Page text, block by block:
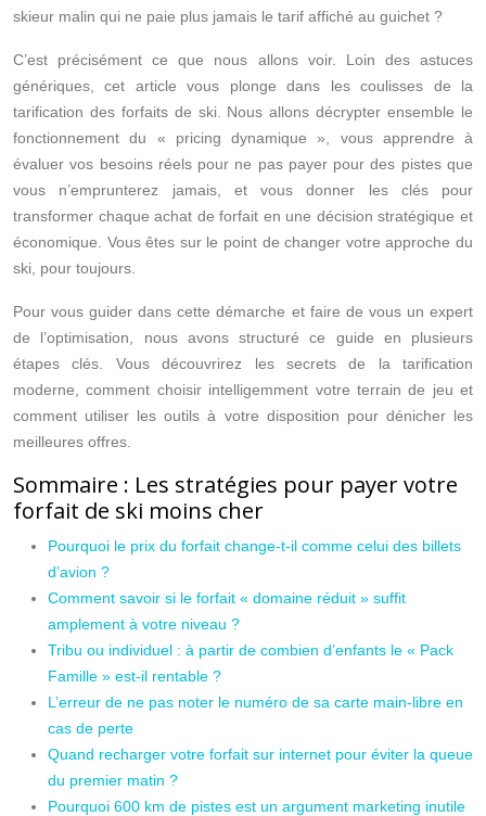
skieur malin qui ne paie plus jamais le tarif affiché au guichet ?
C’est précisément ce que nous allons voir. Loin des astuces
génériques, cet article vous plonge dans les coulisses de la
tarification des forfaits de ski. Nous allons décrypter ensemble le
fonctionnement du « pricing dynamique », vous apprendre à
évaluer vos besoins réels pour ne pas payer pour des pistes que
vous n’emprunterez jamais, et vous donner les clés pour
transformer chaque achat de forfait en une décision stratégique et
économique. Vous êtes sur le point de changer votre approche du
ski, pour toujours.
Pour vous guider dans cette démarche et faire de vous un expert
de l’optimisation, nous avons structuré ce guide en plusieurs
étapes clés. Vous découvrirez les secrets de la tarification
moderne, comment choisir intelligemment votre terrain de jeu et
comment utiliser les outils à votre disposition pour dénicher les
meilleures offres.
Sommaire : Les stratégies pour payer votre
forfait de ski moins cher
Pourquoi le prix du forfait change-t-il comme celui des billets
d’avion ?
Comment savoir si le forfait « domaine réduit » suffit
amplement à votre niveau ?
Tribu ou individuel : à partir de combien d’enfants le « Pack
Famille » est-il rentable ?
L’erreur de ne pas noter le numéro de sa carte main-libre en
cas de perte
Quand recharger votre forfait sur internet pour éviter la queue
du premier matin ?
Pourquoi 600 km de pistes est un argument marketing inutile